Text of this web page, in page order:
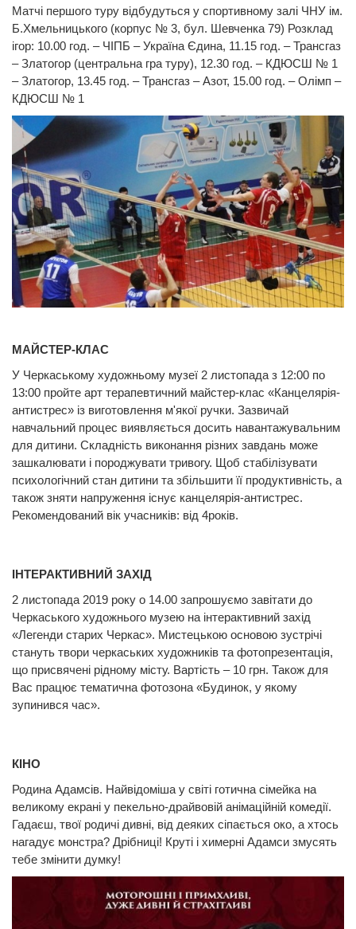
Матчі першого туру відбудуться у спортивному залі ЧНУ ім.
Б.Хмельницького (корпус № 3, бул. Шевченка 79) Розклад
ігор: 10.00 год. – ЧІПБ – Україна Єдина, 11.15 год. – Трансгаз
– Златогор (центральна гра туру), 12.30 год. – КДЮСШ № 1
– Златогор, 13.45 год. – Трансгаз – Азот, 15.00 год. – Олімп –
КДЮСШ № 1
МАЙСТЕР-КЛАС
У Черкаському художньому музеї 2 листопада з 12:00 по
13:00 пройте арт терапевтичний майстер-клас «Канцелярія-
антистрес» із виготовлення м'якої ручки. Зазвичай
навчальний процес виявляється досить навантажувальним
для дитини. Складність виконання різних завдань може
зашкалювати і породжувати тривогу. Щоб стабілізувати
психологічний стан дитини та збільшити її продуктивність, а
також зняти напруження існує канцелярія-антистрес.
Рекомендований вік учасників: від 4років.
ІНТЕРАКТИВНИЙ ЗАХІД
2 листопада 2019 року о 14.00 запрошуємо завітати до
Черкаського художнього музею на інтерактивний захід
«Легенди старих Черкас». Мистецькою основою зустрічі
стануть твори черкаських художників та фотопрезентація,
що присвячені рідному місту. Вартість – 10 грн. Також для
Вас працює тематична фотозона «Будинок, у якому
зупинився час».
КІНО
Родина Адамсів. Найвідоміша у світі готична сімейка на
великому екрані у пекельно-драйвовій анімаційній комедії.
Гадаєш, твої родичі дивні, від деяких сіпається око, а хтось
нагадує монстра? Дрібниці! Круті і химерні Адамси змусять
тебе змінити думку!